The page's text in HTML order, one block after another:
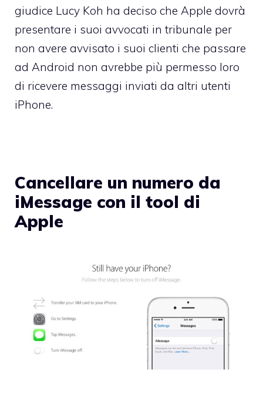
giudice Lucy Koh ha deciso che Apple dovrà
presentare i suoi avvocati in tribunale per
non avere avvisato i suoi clienti che passare
ad Android non avrebbe più permesso loro
di ricevere messaggi inviati da altri utenti
iPhone.
Cancellare un numero da
iMessage con il tool di
Apple